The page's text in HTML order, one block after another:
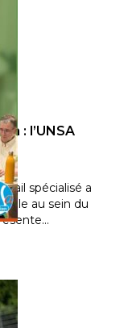
: l’UNSA
spécialisé a
au sein du